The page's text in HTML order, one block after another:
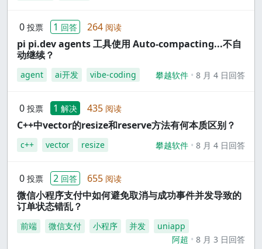
0 投票 1 回答 264 阅读
pi pi.dev agents 工具使用 Auto-compacting...不自
动继续？
agent ai开发 vibe-coding 攀越软件 8 月 4 日回答
0 投票 1 解决 435 阅读
C++中vector的resize和reserve方法有何本质区别？
c++ vector resize 攀越软件 8 月 4 日回答
0 投票 2 回答 655 阅读
微信小程序支付中如何避免取消与成功事件并发导致的
订单状态错乱？
前端 微信支付 小程序 并发
uniapp
阿超
8 月 3 日回答